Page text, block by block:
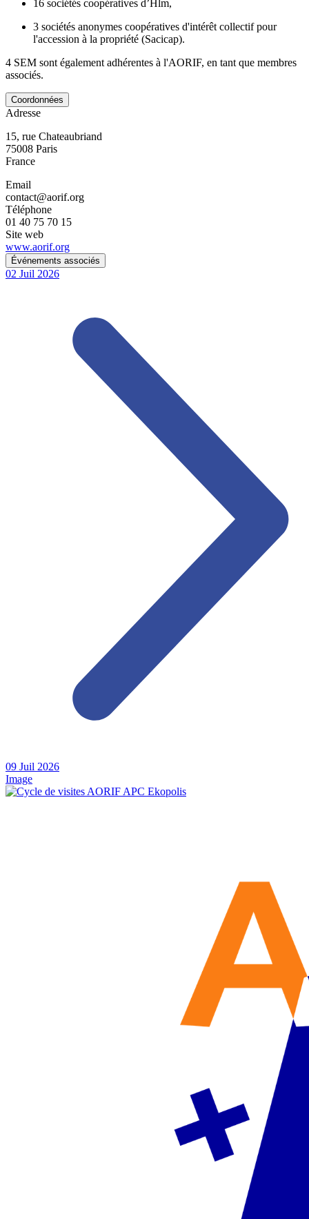
16 sociétés coopératives d’Hlm,
3 sociétés anonymes coopératives d'intérêt collectif pour
l'accession à la propriété (Sacicap).
4 SEM sont également adhérentes à l'AORIF, en tant que membres
associés.
Coordonnées
Adresse
15, rue Chateaubriand
75008 Paris
France
Email
contact@aorif.org
Téléphone
01 40 75 70 15
Site web
www.aorif.org
Événements associés
02 Juil 2026
09 Juil 2026
Image